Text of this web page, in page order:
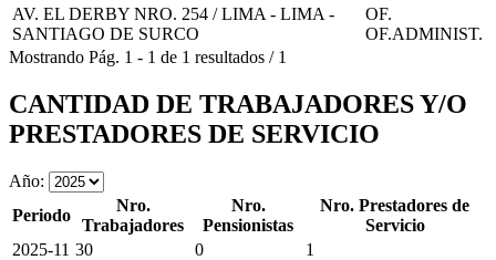
AV. EL DERBY NRO. 254 / LIMA - LIMA -
SANTIAGO DE SURCO
OF.
OF.ADMINIST.
Mostrando Pág. 1 - 1 de 1 resultados / 1
CANTIDAD DE TRABAJADORES Y/O
PRESTADORES DE SERVICIO
Año:
Periodo
Nro.
Trabajadores
Nro.
Pensionistas
Nro. Prestadores de
Servicio
2025-11 30 0
1